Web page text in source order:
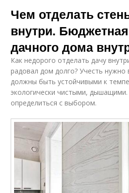
Чем отделать
внутри.
дачного дома
Как недорого отделать дачу
радовал дом долго? Учесть нужно
должны быть устойчивыми к
экологически чистыми,
определиться с выбором.